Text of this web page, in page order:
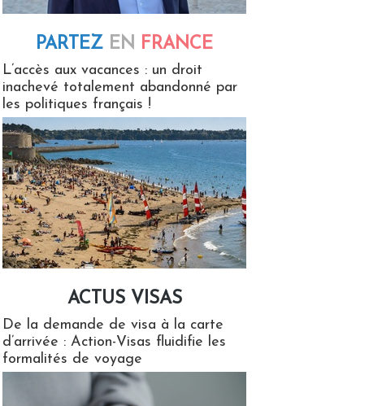
PARTEZ EN FRANCE
L’accès aux vacances : un droit
inachevé totalement abandonné par
les politiques français !
ACTUS VISAS
De la demande de visa à la carte
d’arrivée : Action-Visas fluidifie les
formalités de voyage